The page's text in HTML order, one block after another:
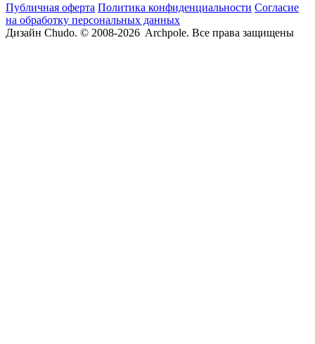
Публичная оферта Политика конфиденциальности Согласие
на обработку персональных данных
Дизайн Chudo. © 2008-2026 Archpole. Все права защищены